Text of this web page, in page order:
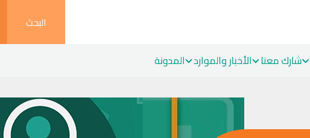
البحث
شارك معنا الأخبار والموارد المدونة